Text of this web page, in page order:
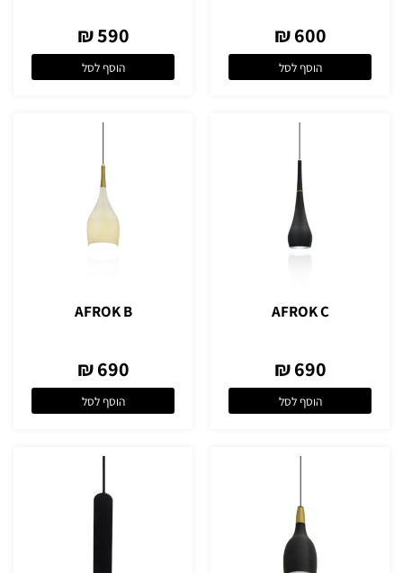
600 ₪
הוסף לסל
590 ₪
הוסף לסל
AFROK C
690 ₪
הוסף לסל
AFROK B
690 ₪
הוסף לסל